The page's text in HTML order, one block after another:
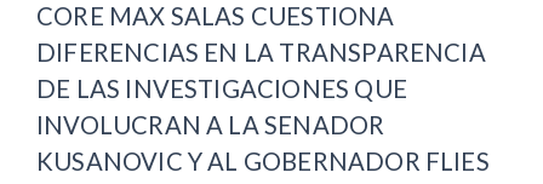
CORE MAX SALAS CUESTIONA
DIFERENCIAS EN LA TRANSPARENCIA
DE LAS INVESTIGACIONES QUE
INVOLUCRAN A LA SENADOR
KUSANOVIC Y AL GOBERNADOR FLIES